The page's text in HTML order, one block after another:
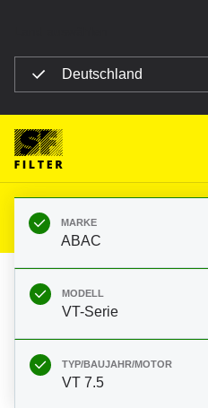
Deutschland
SF-Filter
Filter für ABAC
MARKE
ABAC
MODELL
VT-Serie
TYP/BAUJAHR/MOTOR
VT 7.5